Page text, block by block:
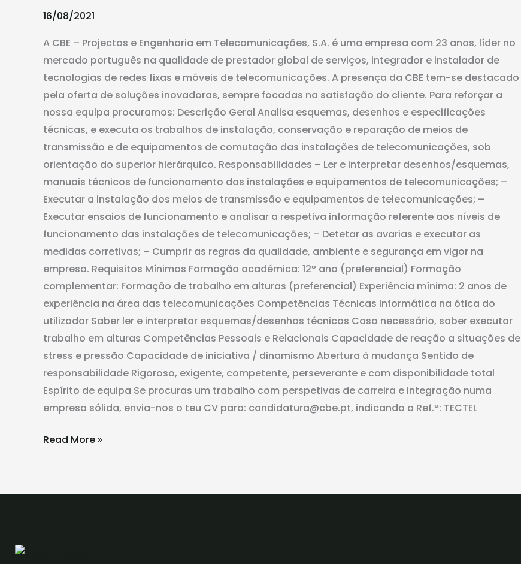
16/08/2021
A CBE – Projectos e Engenharia em Telecomunicações, S.A. é uma empresa com 23 anos, líder no
mercado português na qualidade de prestador global de serviços, integrador e instalador de
tecnologias de redes fixas e móveis de telecomunicações. A presença da CBE tem-se destacado
pela oferta de soluções inovadoras, sempre focadas na satisfação do cliente. Para reforçar a
nossa equipa procuramos: Descrição Geral Analisa esquemas, desenhos e especificações
técnicas, e executa os trabalhos de instalação, conservação e reparação de meios de
transmissão e de equipamentos de comutação das instalações de telecomunicações, sob
orientação do superior hierárquico. Responsabilidades – Ler e interpretar desenhos/esquemas,
manuais técnicos de funcionamento das instalações e equipamentos de telecomunicações; –
Executar a instalação dos meios de transmissão e equipamentos de telecomunicações; –
Executar ensaios de funcionamento e analisar a respetiva informação referente aos níveis de
funcionamento das instalações de telecomunicações; – Detetar as avarias e executar as
medidas corretivas; – Cumprir as regras da qualidade, ambiente e segurança em vigor na
empresa. Requisitos Mínimos Formação académica: 12º ano (preferencial) Formação
complementar: Formação de trabalho em alturas (preferencial) Experiência mínima: 2 anos de
experiência na área das telecomunicações Competências Técnicas Informática na ótica do
utilizador Saber ler e interpretar esquemas/desenhos técnicos Caso necessário, saber executar
trabalho em alturas Competências Pessoais e Relacionais Capacidade de reação a situações de
stress e pressão Capacidade de iniciativa / dinamismo Abertura à mudança Sentido de
responsabilidade Rigoroso, exigente, competente, perseverante e com disponibilidade total
Espírito de equipa Se procuras um trabalho com perspetivas de carreira e integração numa
empresa sólida, envia-nos o teu CV para: candidatura@cbe.pt, indicando a Ref.ª: TECTEL
Rede
Read More »